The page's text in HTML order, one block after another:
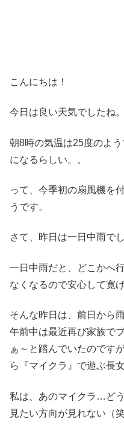
こんにちは！
今日は良い天気でしたね。
朝8時の気温は25度のよ
になるらしい。。
って、今季初の扇風機を
うです。
さて、昨日は一日中雨でし
一日中雨だと、どこかへ
なくなるので安心して寛げ
そんな昨日は、前日から
午前中は最近再び家族で
ぁ～と踏んでいたのです
ら『マイクラ』で遊ぶ長
私は、あのマイクラ…ど
見たい方向が見れない（笑